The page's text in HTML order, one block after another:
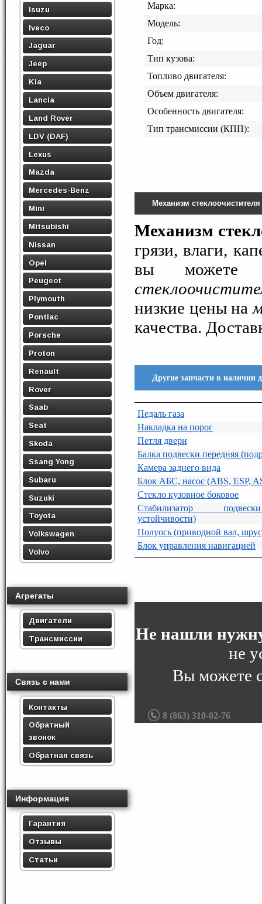
Isuzu
Iveco
Jaguar
Jeep
Kia
Lancia
Land Rover
LDV (DAF)
Lexus
Mazda
Mercedes-Benz
Mini
Mitsubishi
Nissan
Opel
Peugeot
Plymouth
Pontiac
Porsche
Proton
Renault
Rover
Saab
Seat
Skoda
Ssang Yong
Subaru
Suzuki
Toyota
Volkswagen
Volvo
Агрегаты
Двигатели
Трансмиссии
Связь с нами
Контакты
Обратный
звонок
Обратная связь
Информация
Гарантия
Отзывы
Статьи
Марка:
Модель:
Год:
Тип кузова:
Топливо двигателя:
Объем двигателя:
Особенность двигателя:
Тип трансмиссии (КПП):
Механизм
Механизм
грязи, влаги,
вы можете
низкие цены на
качества.
Другие запчасти в наличии
Педаль газа
Накладка на порог
Петля двери
Балка подвески передняя
Камера заднего вида
Блок АБС, насос (ABS, ESP,
Стекло кузовное боковое
Стабилизатор
устойчивости)
Полуось (приводной вал,
Блок управления навигацией
Не нашли
не
Вы можете
8 (863) 310-02-76